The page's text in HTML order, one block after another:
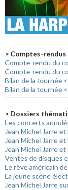
> Comptes-
Compte-rendu du
Compte-rendu du
Bilan de la tournée
Bilan de la tournée
> Dossiers
Les concerts
Jean Michel Jarre et
Jean Michel Jarre et
Jean Michel Jarre
Ventes de disques
Le rêve américain
La jeune scène
Jean Michel Jarre